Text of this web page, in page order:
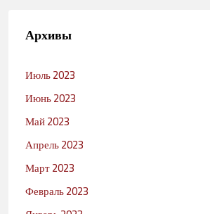
Архивы
Июль 2023
Июнь 2023
Май 2023
Апрель 2023
Март 2023
Февраль 2023